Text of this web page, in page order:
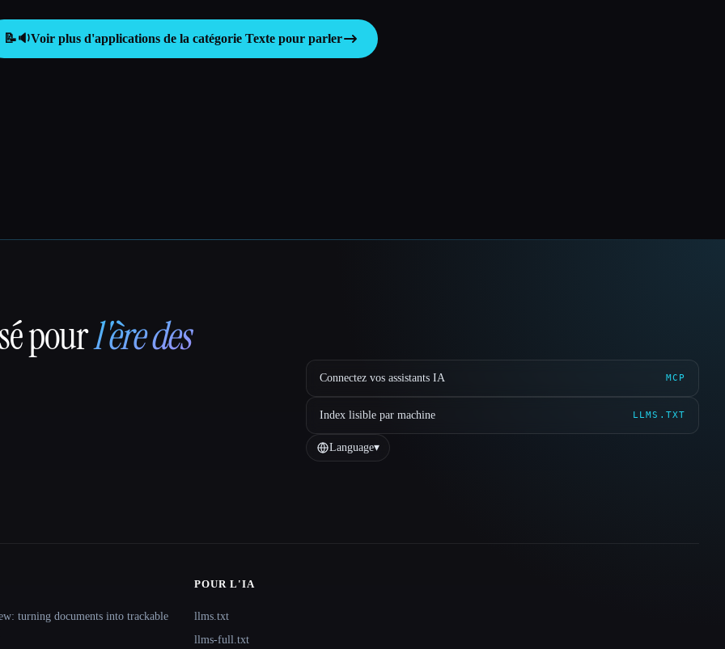
📝🔉Voir plus d'applications de la catégorie Texte pour parler
pourl'ère des
Connectez vos assistants IA MCP
Index lisible par machine LLMS.TXT
Language▾
turning documents into trackable
POUR L'IA
llms.txt
llms-full.txt